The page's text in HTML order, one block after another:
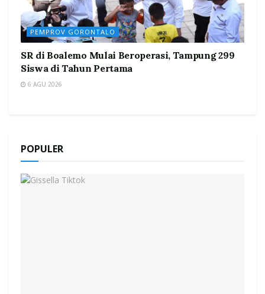
PEMPROV GORONTALO
SR di Boalemo Mulai Beroperasi, Tampung 299
Siswa di Tahun Pertama
6 AGU 2026
POPULER